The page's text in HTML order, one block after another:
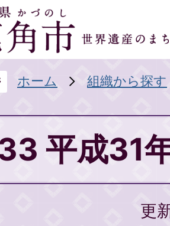
ホーム 組織から探す
平成31
更